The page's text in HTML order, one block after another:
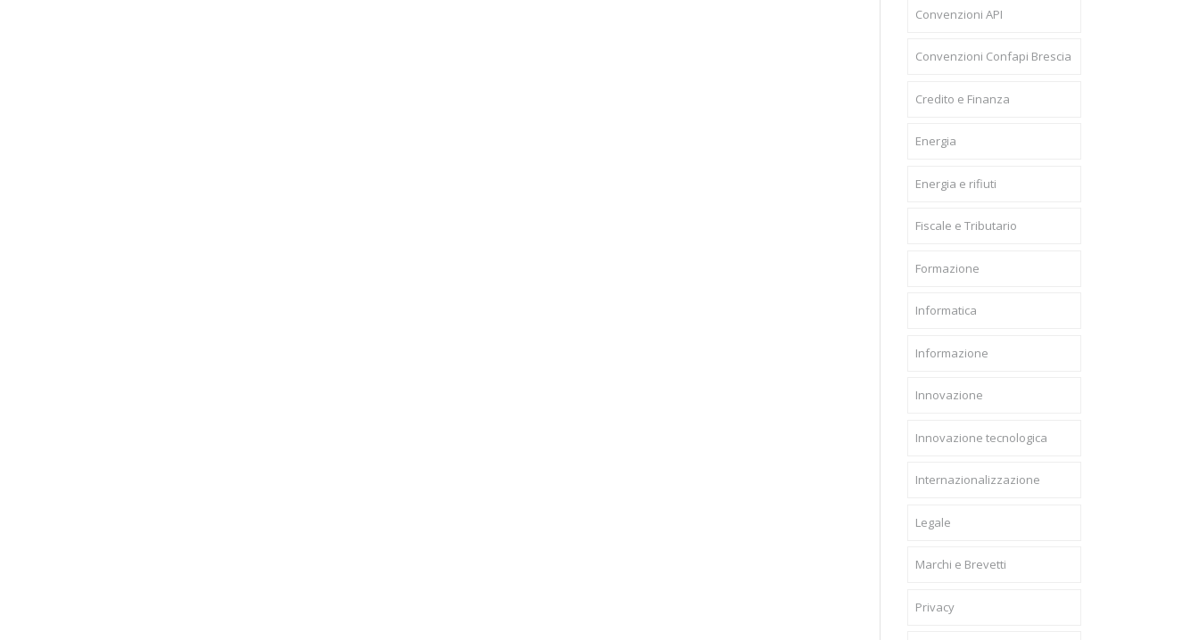
Convenzioni API
Convenzioni Confapi Brescia
Credito e Finanza
Energia
Energia e rifiuti
Fiscale e Tributario
Formazione
Informatica
Informazione
Innovazione
Innovazione tecnologica
Internazionalizzazione
Legale
Marchi e Brevetti
Privacy